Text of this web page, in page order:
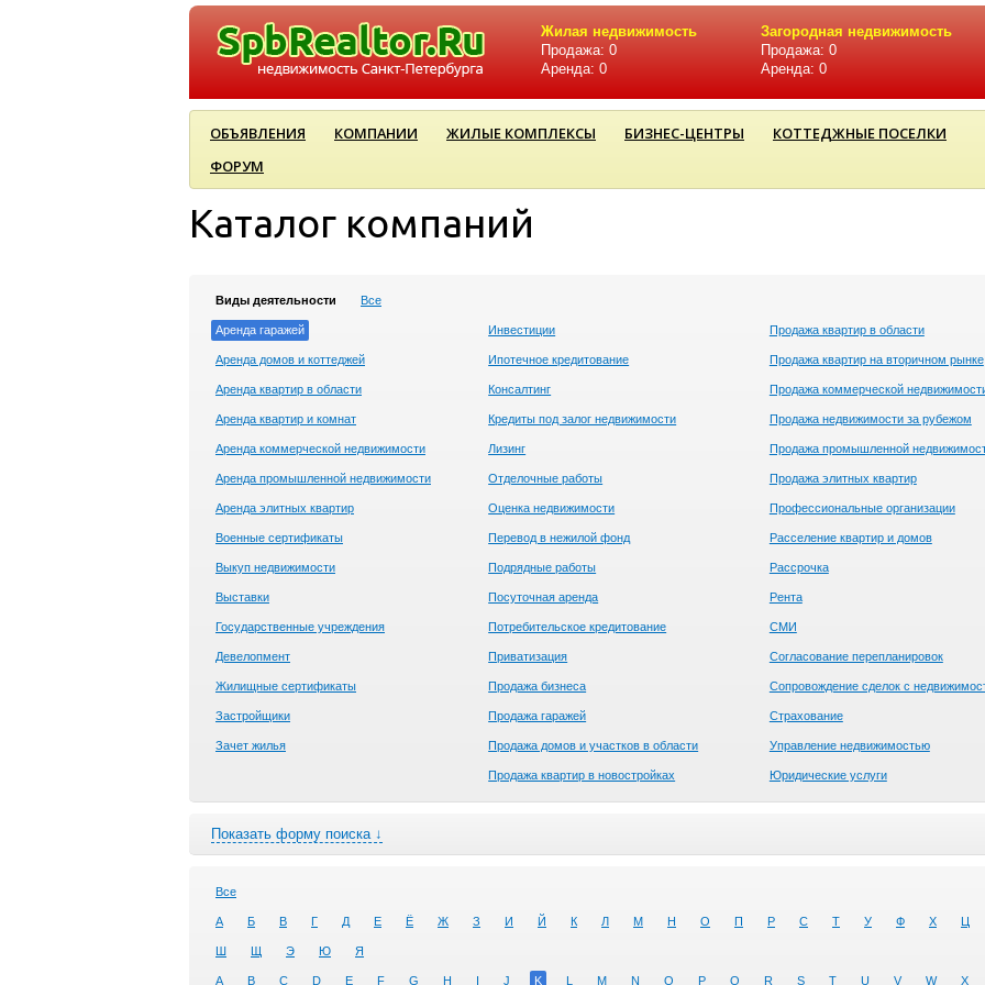
Жилая недвижимость
Продажа: 0
Аренда: 0
Загородная недвижимость
Продажа: 0
Аренда: 0
ОБЪЯВЛЕНИЯ КОМПАНИИ ЖИЛЫЕ КОМПЛЕКСЫ БИЗНЕС-ЦЕНТРЫ
КОТТЕДЖНЫЕ ПОСЕЛКИ
ФОРУМ
Каталог компаний
Виды деятельности Все
Аренда гаражей
Аренда домов и коттеджей
Аренда квартир в области
Аренда квартир и комнат
Аренда коммерческой недвижимости
Аренда промышленной недвижимости
Аренда элитных квартир
Военные сертификаты
Выкуп недвижимости
Выставки
Государственные учреждения
Девелопмент
Жилищные сертификаты
Застройщики
Зачет жилья
Инвестиции
Ипотечное кредитование
Консалтинг
Кредиты под залог недвижимости
Лизинг
Отделочные работы
Оценка недвижимости
Перевод в нежилой фонд
Подрядные работы
Посуточная аренда
Потребительское кредитование
Приватизация
Продажа бизнеса
Продажа гаражей
Продажа домов и участков в области
Продажа квартир в новостройках
Продажа квартир в области
Продажа квартир на вторичном рынке
Продажа коммерческой
Продажа недвижимости за рубежом
Продажа промышленной
Продажа элитных квартир
Профессиональные организации
Расселение квартир и домов
Рассрочка
Рента
СМИ
Согласование перепланировок
Сопровождение сделок с
Страхование
Управление недвижимостью
Юридические услуги
Показать форму поиска ↓
Все
А Б В Г Д Е Ё Ж З И Й К Л М Н О П Р С Т У Ф Х Ц
Ш Щ Э Ю Я
A B C D E F G H I J K L M N O P Q R S T U V W X